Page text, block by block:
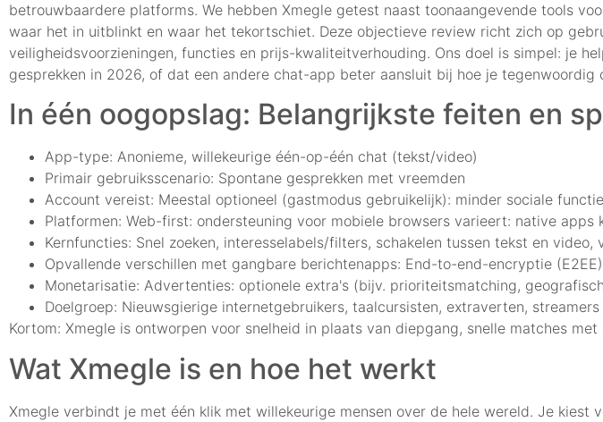
betrouwbaardere platforms. We hebben Xmegle getest naast toonaangevende tools
waar het in uitblinkt en waar het tekortschiet. Deze objectieve review richt zich op
veiligheidsvoorzieningen, functies en prijs-kwaliteitverhouding. Ons doel is simpel: je
gesprekken in 2026, of dat een andere chat-app beter aansluit bij hoe je tegenwoordig
In één oogopslag: Belangrijkste feiten en
App-type: Anonieme, willekeurige één-op-één chat (tekst/video)
Primair gebruiksscenario: Spontane gesprekken met vreemden
Account vereist: Meestal optioneel (gastmodus gebruikelijk): minder sociale
Platformen: Web-first: ondersteuning voor mobiele browsers varieert: native apps
Kernfuncties: Snel zoeken, interesselabels/filters, schakelen tussen tekst en
Opvallende verschillen met gangbare berichtenapps: End-to-end-encryptie
Monetarisatie: Advertenties: optionele extra's (bijv. prioriteitsmatching,
Doelgroep: Nieuwsgierige internetgebruikers, taalcursisten, extraverten,
Kortom: Xmegle is ontworpen voor snelheid in plaats van diepgang, snelle matches
Wat Xmegle is en hoe het werkt
Xmegle verbindt je met één klik met willekeurige mensen over de hele wereld. Je